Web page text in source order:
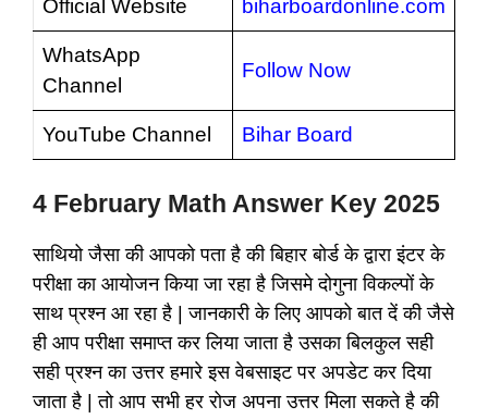
Official Website biharboardonline.com
WhatsApp
Channel
Follow Now
YouTube Channel Bihar Board
4 February Math Answer Key 2025
साथियो जैसा की आपको पता है की बिहार बोर्ड के द्वारा इंटर के
परीक्षा का आयोजन किया जा रहा है जिसमे दोगुना विकल्पों के
साथ प्रश्न आ रहा है | जानकारी के लिए आपको बात दें की जैसे
ही आप परीक्षा समाप्त कर लिया जाता है उसका बिलकुल सही
सही प्रश्न का उत्तर हमारे इस वेबसाइट पर अपडेट कर दिया
जाता है | तो आप सभी हर रोज अपना उत्तर मिला सकते है की